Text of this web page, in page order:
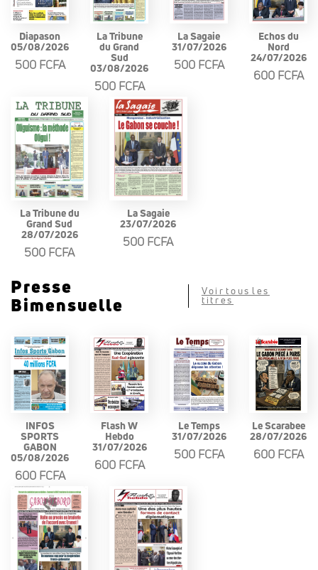
Diapason
05/08/2026
500 FCFA
La Tribune
du Grand
Sud
03/08/2026
500 FCFA
La Sagaie
31/07/2026
500 FCFA
Echos du
Nord
24/07/2026
600 FCFA
La Tribune du
Grand Sud
28/07/2026
500 FCFA
La Sagaie
23/07/2026
500 FCFA
Presse
Bimensuelle
Voir tous les
titres
INFOS
SPORTS
GABON
05/08/2026
600 FCFA
Flash W
Hebdo
31/07/2026
600 FCFA
Le Temps
31/07/2026
500 FCFA
Le Scarabee
28/07/2026
600 FCFA